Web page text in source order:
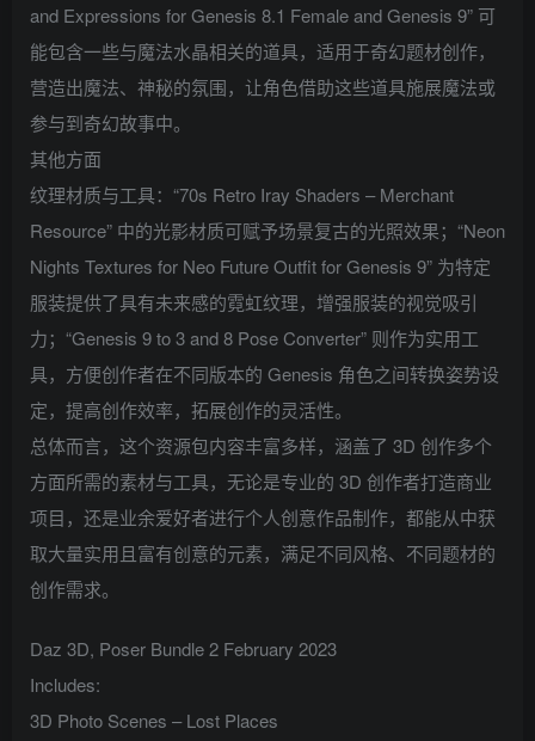
and Expressions for Genesis 8.1 Female and Genesis 9” 可
能包含一些与魔法水晶相关的道具，适用于奇幻题材创作，
营造出魔法、神秘的氛围，让角色借助这些道具施展魔法或
参与到奇幻故事中。
其他方面
纹理材质与工具：“70s Retro Iray Shaders – Merchant
Resource” 中的光影材质可赋予场景复古的光照效果；“Neon
Nights Textures for Neo Future Outfit for Genesis 9” 为特定
服装提供了具有未来感的霓虹纹理，增强服装的视觉吸引
力；“Genesis 9 to 3 and 8 Pose Converter” 则作为实用工
具，方便创作者在不同版本的 Genesis 角色之间转换姿势设
定，提高创作效率，拓展创作的灵活性。
总体而言，这个资源包内容丰富多样，涵盖了 3D 创作多个
方面所需的素材与工具，无论是专业的 3D 创作者打造商业
项目，还是业余爱好者进行个人创意作品制作，都能从中获
取大量实用且富有创意的元素，满足不同风格、不同题材的
创作需求。
Daz 3D, Poser Bundle 2 February 2023
Includes:
3D Photo Scenes – Lost Places